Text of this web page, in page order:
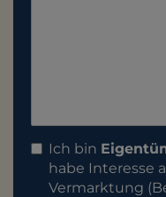
Ich bin
habe Interesse
Vermarktung